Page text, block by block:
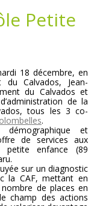
Petite
18 décembre, en
du Calvados, Jean-
du Calvados et
de la
tous les 3 co-
.
et
de services aux
enfance (89
sur un diagnostic
la CAF, mettant en
de places en
champ des actions